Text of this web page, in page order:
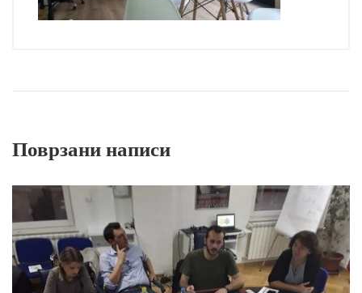
Поврзани написи